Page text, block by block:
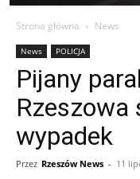
Strona główna News
News POLICJA
Pijany
Rzeszowa
wypadek
Przez Rzeszów News - 11